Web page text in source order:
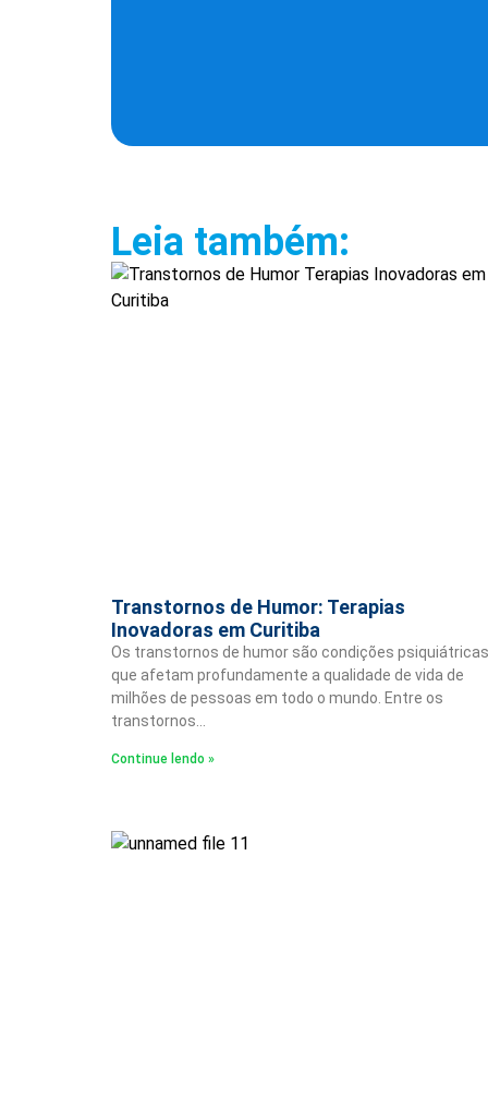
Leia também:
Transtornos de Humor: Terapias
Inovadoras em Curitiba
Os transtornos de humor são condições psiquiátricas
que afetam profundamente a qualidade de vida de
milhões de pessoas em todo o mundo. Entre os
transtornos…
Continue lendo »